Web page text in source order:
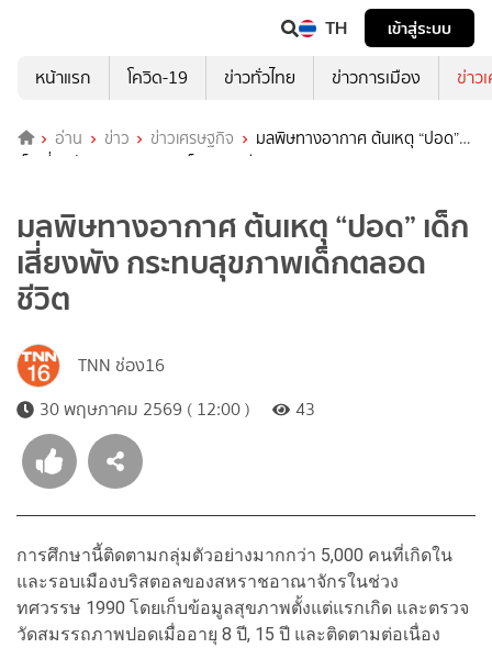
TH
เข้าสู่ระบบ
หน้าแรก
โควิด-19 ข่าวทั่วไทย ข่าวการเมือง ข่าว
อ่าน ข่าว ข่าวเศรษฐกิจ
มลพิษทางอากาศ ต้นเหตุ “ปอด”
เด็กเสี่ยงพัง กระทบสุขภาพเด็กตลอดชีวิต
มลพิษทางอากาศ ต้นเหตุ “ปอด” เด็ก
เสี่ยงพัง กระทบสุขภาพเด็กตลอด
ชีวิต
TNN ช่อง16
30 พฤษภาคม 2569 ( 12:00 )
43
การศึกษานี้ติดตามกลุ่มตัวอย่างมากกว่า 5,000 คนที่เกิดใน
และรอบเมืองบริสตอลของสหราชอาณาจักรในช่วง
ทศวรรษ 1990 โดยเก็บข้อมูลสุขภาพตั้งแต่แรกเกิด และตรวจ
วัดสมรรถภาพปอดเมื่ออายุ 8 ปี, 15 ปี และติดตามต่อเนื่อง